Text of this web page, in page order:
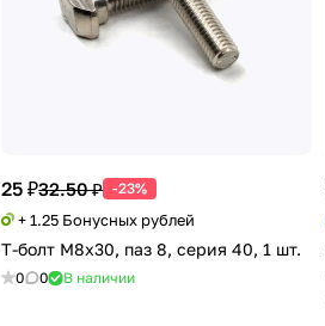
25 ₽32.50 ₽ -23%
+ 1.25 Бонусных рублей
Т-болт М8х30, паз 8, серия 40, 1 шт.
0 0 В наличии